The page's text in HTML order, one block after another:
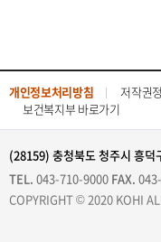
개인정보처리방침 저작권
보건복지부 바로가기
(28159) 충청북도 청주시 흥덕
TEL. 043-710-9000 FAX.
COPYRIGHT © 2020 KOHI